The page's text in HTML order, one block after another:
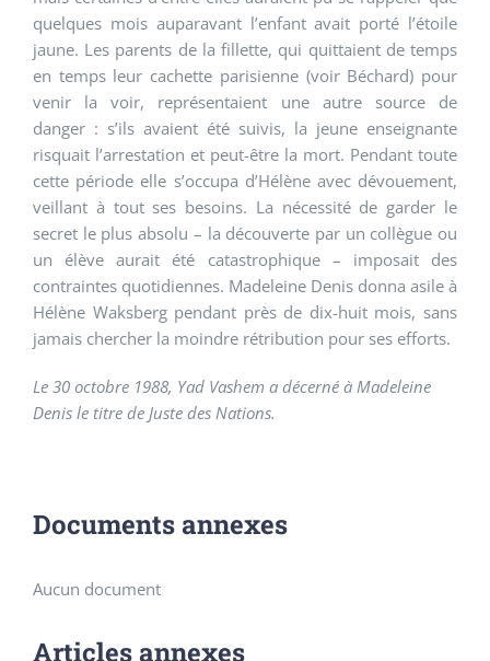
quelques mois auparavant l’enfant avait porté l’étoile
jaune. Les parents de la fillette, qui quittaient de temps
en temps leur cachette parisienne (voir Béchard) pour
venir la voir, représentaient une autre source de
danger : s’ils avaient été suivis, la jeune enseignante
risquait l’arrestation et peut-être la mort. Pendant toute
cette période elle s’occupa d’Hélène avec dévouement,
veillant à tout ses besoins. La nécessité de garder le
secret le plus absolu – la découverte par un collègue ou
un élève aurait été catastrophique – imposait des
contraintes quotidiennes. Madeleine Denis donna asile à
Hélène Waksberg pendant près de dix-huit mois, sans
jamais chercher la moindre rétribution pour ses efforts.
Le 30 octobre 1988, Yad Vashem a décerné à Madeleine
Denis le titre de Juste des Nations.
Documents annexes
Aucun document
Articles annexes